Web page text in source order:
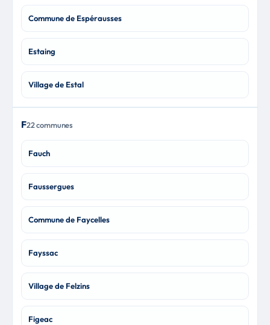
Commune de Espérausses
Estaing
Village de Estal
F22 communes
Fauch
Faussergues
Commune de Faycelles
Fayssac
Village de Felzins
Figeac